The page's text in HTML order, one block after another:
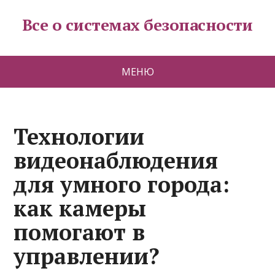
Все о системах безопасности
МЕНЮ
Технологии
видеонаблюдения
для умного города:
как камеры
помогают в
управлении?